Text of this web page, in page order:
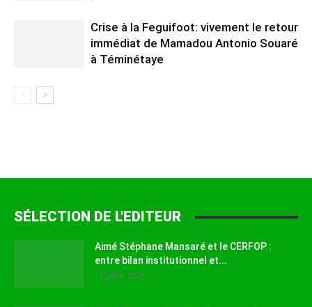
Crise à la Feguifoot: vivement le retour
immédiat de Mamadou Antonio Souaré
à Téminétaye
SÉLECTION DE L'EDITEUR
Aimé Stéphane Mansaré et le CERFOP :
entre bilan institutionnel et...
12 juillet 2026